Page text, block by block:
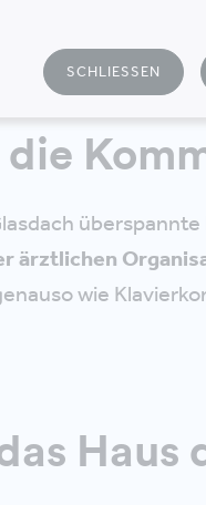
ärztlichen
wie
Haus
SCHLIESSEN